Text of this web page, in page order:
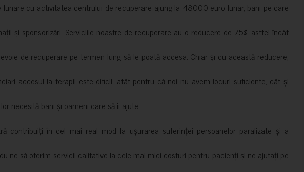
lunare cu activitatea centrului de recuperare ajung la 48000 euro lunar, bani pe care
și sponsorizări. Serviciile noastre de recuperare au o reducere de 75%, astfel încât
de recuperare pe termen lung să le poată accesa. Chiar și cu această reducere,
accesul la terapii este dificil, atât pentru că noi nu avem locuri suficiente, cât și
necesită bani și oameni care să îi ajute.
contribuiți în cel mai real mod la ușurarea suferinței persoanelor paralizate și a
ne să oferim servicii calitative la cele mai mici costuri pentru pacienți și ne ajutați pe